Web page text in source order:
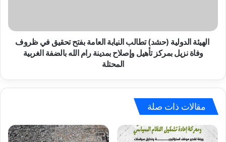
في
ظروف
تأهيل
بمدينة
رام
الله
بالضفة
الهيئة الدولية (حشد) تطالب النيابة العامة بفتح تحقيق في ظروف
وفاة نزيل بمركز تأهيل وإصلاح بمدينة رام الله بالضفة الغربية
المحتلة
مقالات ذات صلة